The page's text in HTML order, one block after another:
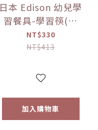
日本 Edison 幼兒學
習餐具-學習筷(右
手) -miffy 米菲兔
(右手)/(左手)【優
NT$330
NT$413
加入購物車